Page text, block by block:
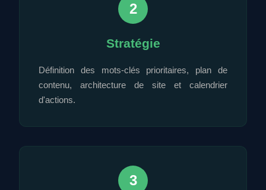
2
Stratégie
Définition des mots-clés prioritaires, plan de
contenu, architecture de site et calendrier
d'actions.
3